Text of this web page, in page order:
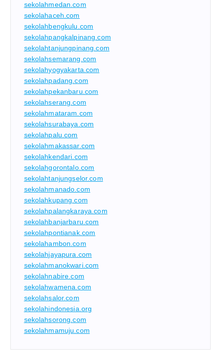
sekolahmedan.com
sekolahaceh.com
sekolahbengkulu.com
sekolahpangkalpinang.com
sekolahtanjungpinang.com
sekolahsemarang.com
sekolahyogyakarta.com
sekolahpadang.com
sekolahpekanbaru.com
sekolahserang.com
sekolahmataram.com
sekolahsurabaya.com
sekolahpalu.com
sekolahmakassar.com
sekolahkendari.com
sekolahgorontalo.com
sekolahtanjungselor.com
sekolahmanado.com
sekolahkupang.com
sekolahpalangkaraya.com
sekolahbanjarbaru.com
sekolahpontianak.com
sekolahambon.com
sekolahjayapura.com
sekolahmanokwari.com
sekolahnabire.com
sekolahwamena.com
sekolahsalor.com
sekolahindonesia.org
sekolahsorong.com
sekolahmamuju.com